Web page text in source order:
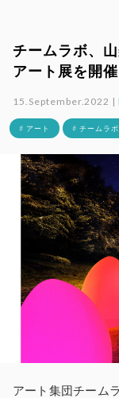
チームラボ、
アート展を開催
15.September.2022 |
# アート # チームラボ
アート集団チーム